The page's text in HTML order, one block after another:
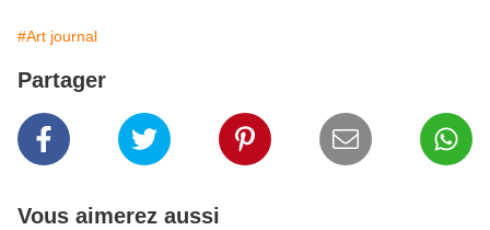
#Art journal
Partager
Vous aimerez aussi